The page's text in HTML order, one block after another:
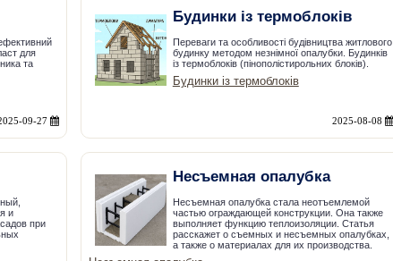
для
та
09-27
Будинки із термоблоків
Переваги та особливості будівництва житлового
будинку методом незнімної опалубки. Будинків
із термоблоків (пінополістирольних блоків).
Будинки із термоблоків
2025-08-08
и
при
Несъемная опалубка
Несъемная опалубка стала неотъемлемой
частью ограждающей конструкции. Она также
выполняет функцию теплоизоляции. Статья
расскажет о съемных и несъемных опалубках,
а также о материалах для их производства.